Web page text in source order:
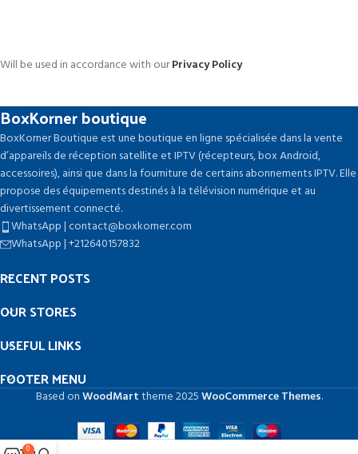
Accessories
Imperdiet mauris a nontin
Will be used in accordance with ourPrivacy Policy
BoxKorner boutique
BoxKorner Boutique est une boutique en ligne spécialisée dans la vente
d’appareils de réception satellite et IPTV (récepteurs, box Android,
accessoires), ainsi que dans la fourniture de certains abonnements IPTV. Elle
propose des équipements destinés à la télévision numérique et au
divertissement connecté.
WhatsApp | contact@boxkorner.com
WhatsApp | +212640157832
RECENT POSTS
OUR STORES
USEFUL LINKS
FOOTER MENU
Based onWoodMarttheme2025WooCommerce Themes.
0